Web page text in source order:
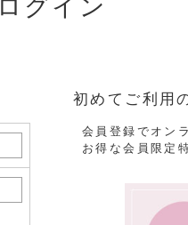
ログイン
初めてご利用
会員登録でオン
お得な会員限定